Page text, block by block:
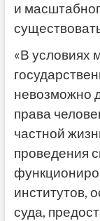
и
«В условиях
невозможно
права
частной
проведения
институтов,
суда,